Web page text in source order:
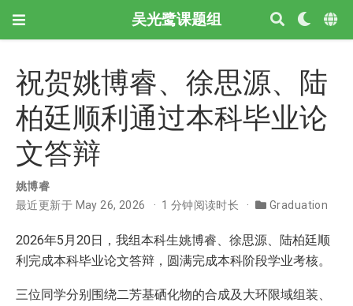
吴光鹭课题组
祝贺姚博睿、徐思源、陆
柏廷顺利通过本科毕业论
文答辩
姚博睿
最近更新于 May 26, 2026
1 分钟阅读时长 Graduation
2026年5月20日，我组本科生姚博睿、徐思源、陆柏廷顺
利完成本科毕业论文答辩，圆满完成本科阶段学业考核。
三位同学分别围绕二芳基硒化物的合成及大环限域组装、